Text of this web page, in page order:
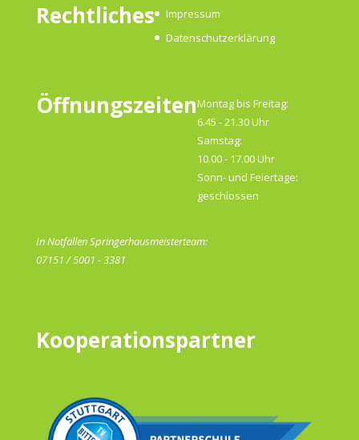
Rechtliches
Impressum
Datenschutzerklärung
ÖffnungszeitenMontag bis Freitag:
6.45 - 21.30 Uhr
Samstag:
10.00 - 17.00 Uhr
Sonn- und Feiertage:
geschlossen
In Notfällen Springerhausmeisterteam:
07151 / 5001 - 3381
Kooperationspartner